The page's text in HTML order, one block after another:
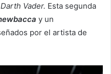
Vader. Esta segunda
y un
por el artista de